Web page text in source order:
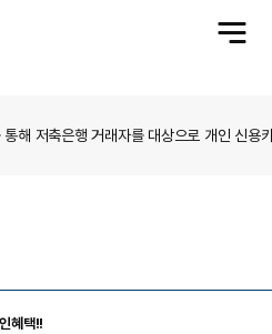
전
체
해 저축은행 거래자를 대상으로 개인 신용
혜택!!